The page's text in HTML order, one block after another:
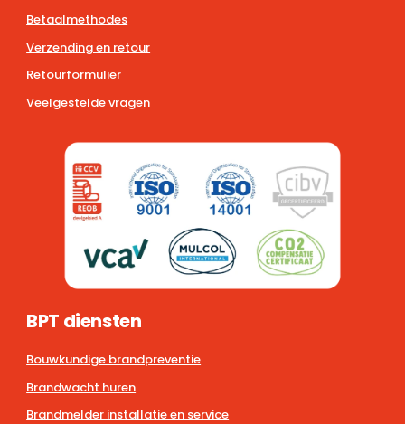
Betaalmethodes
Verzending en retour
Retourformulier
Veelgestelde vragen
BPT diensten
Bouwkundige brandpreventie
Brandwacht huren
Brandmelder installatie en service